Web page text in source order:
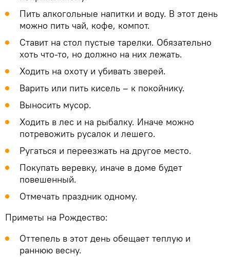
Пить алкогольные напитки и воду. В этот день
можно пить чай, кофе, компот.
Ставит на стол пустые тарелки. Обязательно
хоть что-то, но должно на них лежать.
Ходить на охоту и убивать зверей.
Варить или пить кисель – к покойнику.
Выносить мусор.
Ходить в лес и на рыбалку. Иначе можно
потревожить русалок и лешего.
Ругаться и переезжать на другое место.
Покупать веревку, иначе в доме будет
повешенный.
Отмечать праздник одному.
Приметы на Рождество:
Оттепель в этот день обещает теплую и
раннюю весну.